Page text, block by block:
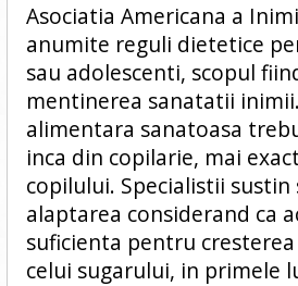
Asociatia Americana a
anumite reguli dietetice
sau adolescenti, scopul
mentinerea sanatatii
alimentara sanatoasa
inca din copilarie, mai
copilului. Specialistii sustin
alaptarea considerand ca
suficienta pentru
celui sugarului, in primele